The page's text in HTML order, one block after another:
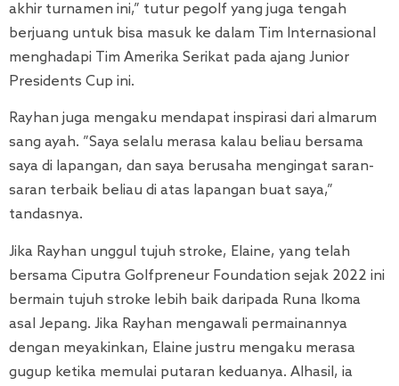
akhir turnamen ini,” tutur pegolf yang juga tengah
berjuang untuk bisa masuk ke dalam Tim Internasional
menghadapi Tim Amerika Serikat pada ajang Junior
Presidents Cup ini.
Rayhan juga mengaku mendapat inspirasi dari almarum
sang ayah. ”Saya selalu merasa kalau beliau bersama
saya di lapangan, dan saya berusaha mengingat saran-
saran terbaik beliau di atas lapangan buat saya,”
tandasnya.
Jika Rayhan unggul tujuh stroke, Elaine, yang telah
bersama Ciputra Golfpreneur Foundation sejak 2022 ini
bermain tujuh stroke lebih baik daripada Runa Ikoma
asal Jepang. Jika Rayhan mengawali permainannya
dengan meyakinkan, Elaine justru mengaku merasa
gugup ketika memulai putaran keduanya. Alhasil, ia